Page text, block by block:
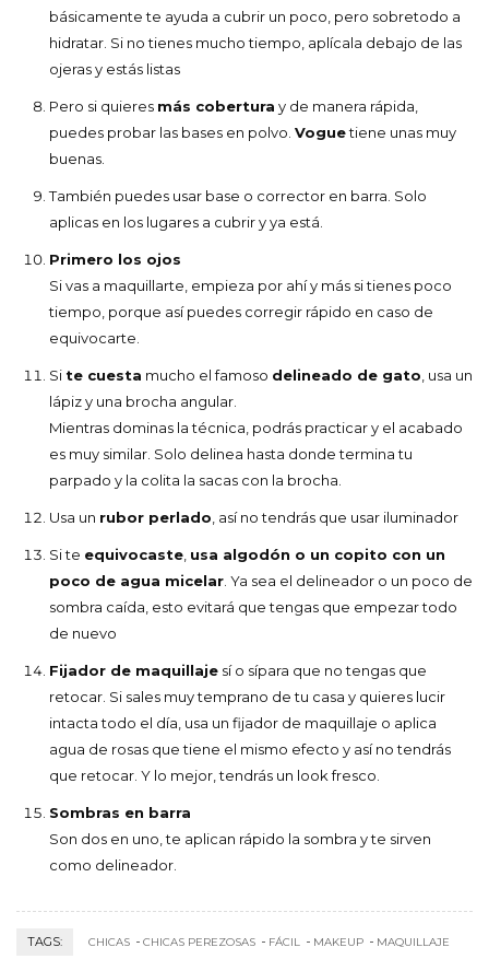
básicamente te ayuda a cubrir un poco, pero sobretodo a
hidratar. Si no tienes mucho tiempo, aplícala debajo de las
ojeras y estás listas
Pero si quieres más cobertura y de manera rápida,
puedes probar las bases en polvo. Voguetiene unas muy
buenas.
También puedes usar base o corrector en barra. Solo
aplicas en los lugares a cubrir y ya está.
Primero los ojos
Si vas a maquillarte, empieza por ahí y más si tienes poco
tiempo, porque así puedes corregir rápido en caso de
equivocarte.
Si te cuesta mucho el famoso delineado de gato , usa un
lápiz y una brocha angular.
Mientras dominas la técnica, podrás practicar y el acabado
es muy similar. Solo delinea hasta donde termina tu
parpado y la colita la sacas con la brocha.
Usa un rubor perlado , así no tendrás que usar iluminador
Si te equivocaste usa algodón o un copito con un
poco de agua micelar . Ya sea el delineador o un poco de
sombra caída, esto evitará que tengas que empezar todo
de nuevo
Fijador de maquillaje sí o sípara que no tengas que
retocar. Si sales muy temprano de tu casa y quieres lucir
intacta todo el día, usa un fijador de maquillaje o aplica
agua de rosas que tiene el mismo efecto y así no tendrás
que retocar. Y lo mejor, tendrás un look fresco.
Sombras en barra
Son dos en uno, te aplican rápido la sombra y te sirven
como delineador.
TAGS: CHICAS CHICAS PEREZOSAS FÁCIL MAKEUP
MAQUILLAJE